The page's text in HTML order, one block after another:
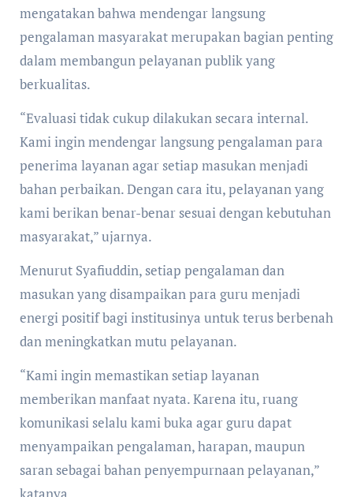
mengatakan bahwa mendengar langsung
pengalaman masyarakat merupakan bagian penting
dalam membangun pelayanan publik yang
berkualitas.
“Evaluasi tidak cukup dilakukan secara internal.
Kami ingin mendengar langsung pengalaman para
penerima layanan agar setiap masukan menjadi
bahan perbaikan. Dengan cara itu, pelayanan yang
kami berikan benar-benar sesuai dengan kebutuhan
masyarakat,” ujarnya.
Menurut Syafiuddin, setiap pengalaman dan
masukan yang disampaikan para guru menjadi
energi positif bagi institusinya untuk terus berbenah
dan meningkatkan mutu pelayanan.
“Kami ingin memastikan setiap layanan
memberikan manfaat nyata. Karena itu, ruang
komunikasi selalu kami buka agar guru dapat
menyampaikan pengalaman, harapan, maupun
saran sebagai bahan penyempurnaan pelayanan,”